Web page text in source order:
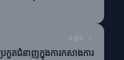
បន្ទាប់
រកួតជំនាញក្នុងការកសាងការ